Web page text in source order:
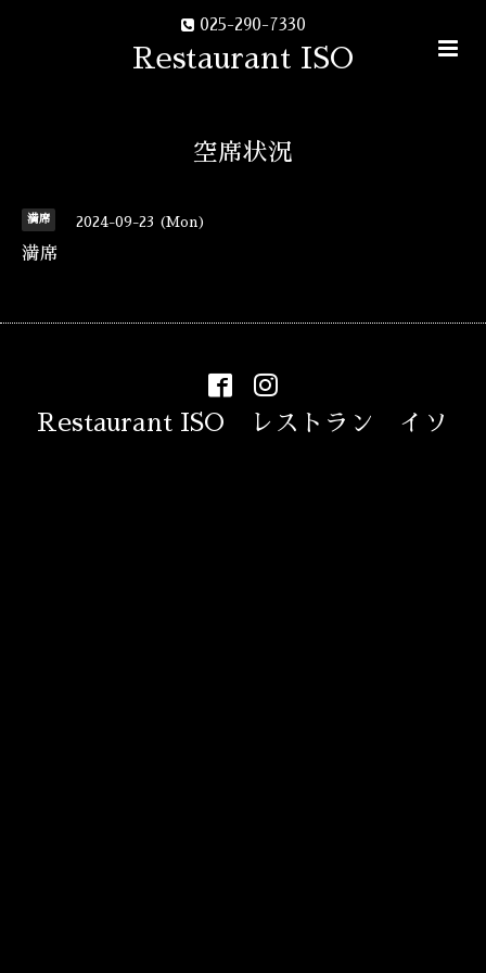
025-290-7330
Restaurant ISO
空席状況
満席 2024-09-23 (Mon)
満席
Restaurant ISO レストラン イソ